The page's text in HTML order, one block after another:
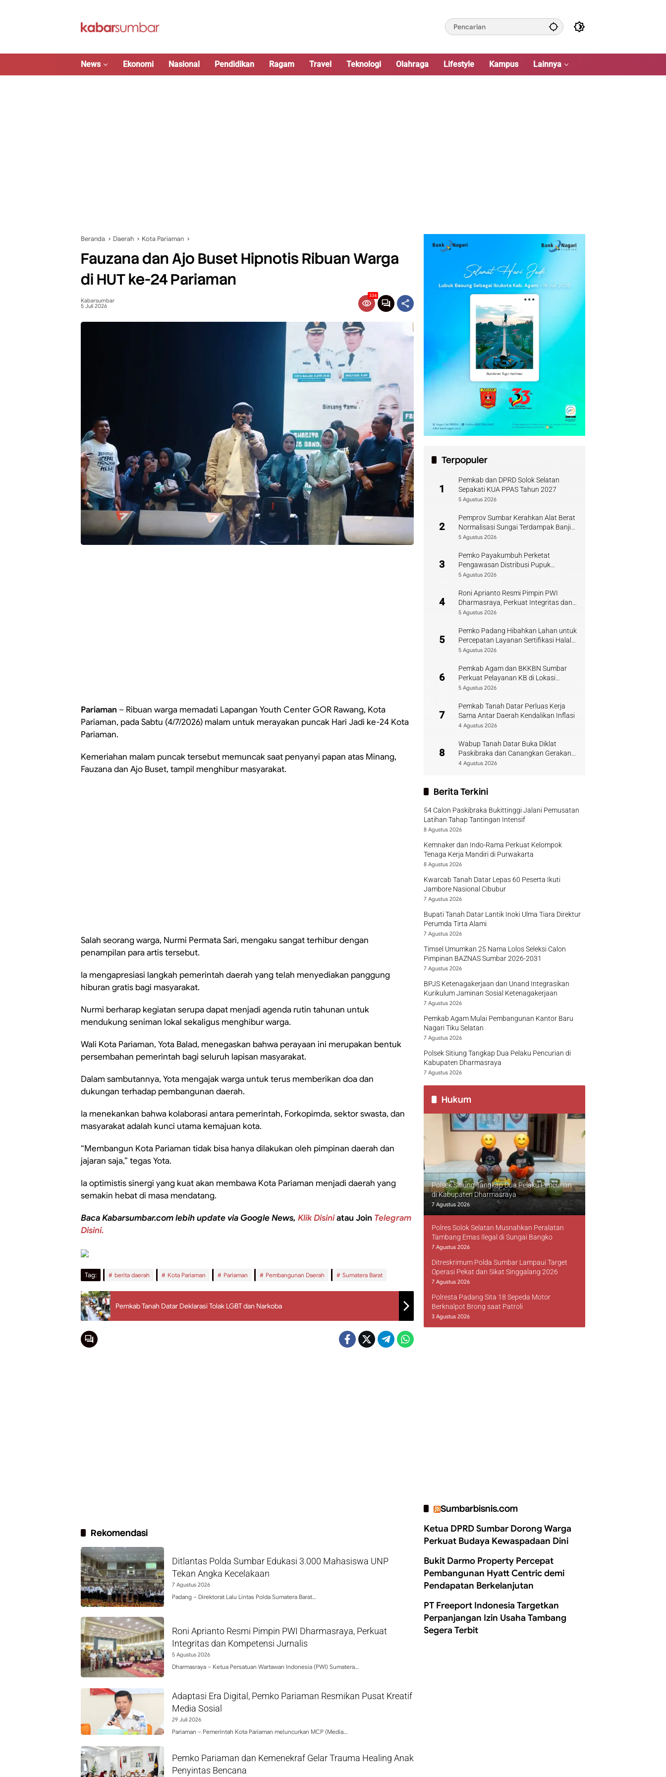
News Ekonomi Nasional Pendidikan Ragam Travel Teknologi Olahraga Lifestyle Kampus Lainnya
Beranda Daerah Kota Pariaman
Fauzana dan Ajo Buset Hipnotis Ribuan Warga
di HUT ke-24 Pariaman
Kabarsumbar
5 Juli 2026
334
Pariaman – Ribuan warga memadati Lapangan Youth Center GOR Rawang, Kota
Pariaman, pada Sabtu (4/7/2026) malam untuk merayakan puncak Hari Jadi ke-24 Kota
Pariaman.
Kemeriahan malam puncak tersebut memuncak saat penyanyi papan atas Minang,
Fauzana dan Ajo Buset, tampil menghibur masyarakat.
Salah seorang warga, Nurmi Permata Sari, mengaku sangat terhibur dengan
penampilan para artis tersebut.
Ia mengapresiasi langkah pemerintah daerah yang telah menyediakan panggung
hiburan gratis bagi masyarakat.
Nurmi berharap kegiatan serupa dapat menjadi agenda rutin tahunan untuk
mendukung seniman lokal sekaligus menghibur warga.
Wali Kota Pariaman, Yota Balad, menegaskan bahwa perayaan ini merupakan bentuk
persembahan pemerintah bagi seluruh lapisan masyarakat.
Dalam sambutannya, Yota mengajak warga untuk terus memberikan doa dan
dukungan terhadap pembangunan daerah.
Ia menekankan bahwa kolaborasi antara pemerintah, Forkopimda, sektor swasta, dan
masyarakat adalah kunci utama kemajuan kota.
“Membangun Kota Pariaman tidak bisa hanya dilakukan oleh pimpinan daerah dan
jajaran saja,” tegas Yota.
Ia optimistis sinergi yang kuat akan membawa Kota Pariaman menjadi daerah yang
semakin hebat di masa mendatang.
Baca Kabarsumbar.com lebih update via Google News, Klik Disiniatau Join Telegram
Disini.
Tag: berita daerah Kota Pariaman Pariaman Pembangunan Daerah Sumatera Barat
Pemkab Tanah Datar Deklarasi Tolak LGBT dan Narkoba
Rekomendasi
Ditlantas Polda Sumbar Edukasi 3.000 Mahasiswa UNP
Tekan Angka Kecelakaan
7 Agustus 2026
Padang – Direktorat Lalu Lintas Polda Sumatera Barat…
Roni Aprianto Resmi Pimpin PWI Dharmasraya, Perkuat
Integritas dan Kompetensi Jurnalis
5 Agustus 2026
Dharmasraya – Ketua Persatuan Wartawan Indonesia (PWI) Sumatera…
Adaptasi Era Digital, Pemko Pariaman Resmikan Pusat Kreatif
Media Sosial
29 Juli 2026
Pariaman – Pemerintah Kota Pariaman meluncurkan MCP (Media…
Pemko Pariaman dan Kemenekraf Gelar Trauma Healing Anak
Penyintas Bencana
Terpopuler
1
Pemkab dan DPRD Solok Selatan
Sepakati KUA PPAS Tahun 2027
5 Agustus 2026
2
Pemprov Sumbar Kerahkan Alat Berat
Normalisasi Sungai Terdampak Banjir
Kuranji
5 Agustus 2026
3
Pemko Payakumbuh Perketat
Pengawasan Distribusi Pupuk
Bersubsidi bagi Petani Lokal
5 Agustus 2026
4
Roni Aprianto Resmi Pimpin PWI
Dharmasraya, Perkuat Integritas dan
Kompetensi Jurnalis
5 Agustus 2026
5
Pemko Padang Hibahkan Lahan untuk
Percepatan Layanan Sertifikasi Halal
di Sumbar
5 Agustus 2026
6
Pemkab Agam dan BKKBN Sumbar
Perkuat Pelayanan KB di Lokasi
Bencana
5 Agustus 2026
7
Pemkab Tanah Datar Perluas Kerja
Sama Antar Daerah Kendalikan Inflasi
4 Agustus 2026
8
Wabup Tanah Datar Buka Diklat
Paskibraka dan Canangkan Gerakan
Bendera
4 Agustus 2026
Berita Terkini
54 Calon Paskibraka Bukittinggi Jalani Pemusatan
Latihan Tahap Tantingan Intensif
8 Agustus 2026
Kemnaker dan Indo-Rama Perkuat Kelompok
Tenaga Kerja Mandiri di Purwakarta
8 Agustus 2026
Kwarcab Tanah Datar Lepas 60 Peserta Ikuti
Jambore Nasional Cibubur
7 Agustus 2026
Bupati Tanah Datar Lantik Inoki Ulma Tiara Direktur
Perumda Tirta Alami
7 Agustus 2026
Timsel Umumkan 25 Nama Lolos Seleksi Calon
Pimpinan BAZNAS Sumbar 2026-2031
7 Agustus 2026
BPJS Ketenagakerjaan dan Unand Integrasikan
Kurikulum Jaminan Sosial Ketenagakerjaan
7 Agustus 2026
Pemkab Agam Mulai Pembangunan Kantor Baru
Nagari Tiku Selatan
7 Agustus 2026
Polsek Sitiung Tangkap Dua Pelaku Pencurian di
Kabupaten Dharmasraya
7 Agustus 2026
Hukum
Polsek Sitiung Tangkap Dua Pelaku Pencurian
di Kabupaten Dharmasraya
7 Agustus 2026
Polres Solok Selatan Musnahkan Peralatan
Tambang Emas Ilegal di Sungai Bangko
7 Agustus 2026
Ditreskrimum Polda Sumbar Lampaui Target
Operasi Pekat dan Sikat Singgalang 2026
7 Agustus 2026
Polresta Padang Sita 18 Sepeda Motor
Berknalpot Brong saat Patroli
3 Agustus 2026
Sumbarbisnis.com
Ketua DPRD Sumbar Dorong Warga
Perkuat Budaya Kewaspadaan Dini
Bukit Darmo Property Percepat
Pembangunan Hyatt Centric demi
Pendapatan Berkelanjutan
PT Freeport Indonesia Targetkan
Perpanjangan Izin Usaha Tambang
Segera Terbit